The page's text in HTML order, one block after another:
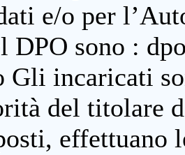
e/o per
DPO sono :
Gli incaricati
del titolare
effettuano